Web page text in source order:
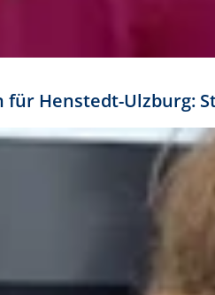
für Henstedt-Ulzburg: